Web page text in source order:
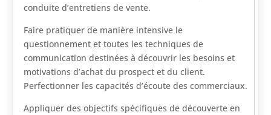
conduite d’entretiens de vente.
Faire pratiquer de manière intensive le
questionnement et toutes les techniques de
communication destinées à découvrir les besoins et
motivations d’achat du prospect et du client.
Perfectionner les capacités d’écoute des commerciaux.
Appliquer des objectifs spécifiques de découverte en